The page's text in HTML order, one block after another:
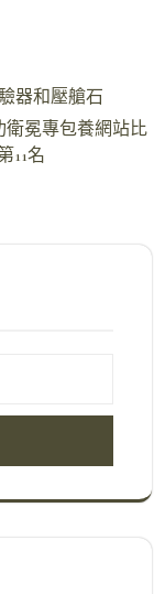
器和壓艙石
衛冕專包養網站比
11名